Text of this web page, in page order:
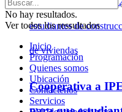
Cooperativa a
No hay resultados.
Ver todos los ressultados
Inicio
Programación
Quienes somos
Ubicación
Contáctenos
Servicios